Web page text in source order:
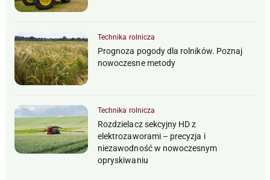
Technika rolnicza
Prognoza pogody dla rolników. Poznaj
nowoczesne metody
Technika rolnicza
Rozdzielacz sekcyjny HD z
elektrozaworami – precyzja i
niezawodność w nowoczesnym
opryskiwaniu